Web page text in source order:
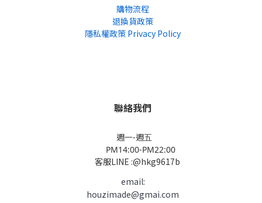
購物流程
退換貨政策
隱私權政策 Privacy Policy
聯絡我們
週一-週五
PM14:00-PM22:00
客服LINE :@hkg9617b
email:
houzimade@gmai.com